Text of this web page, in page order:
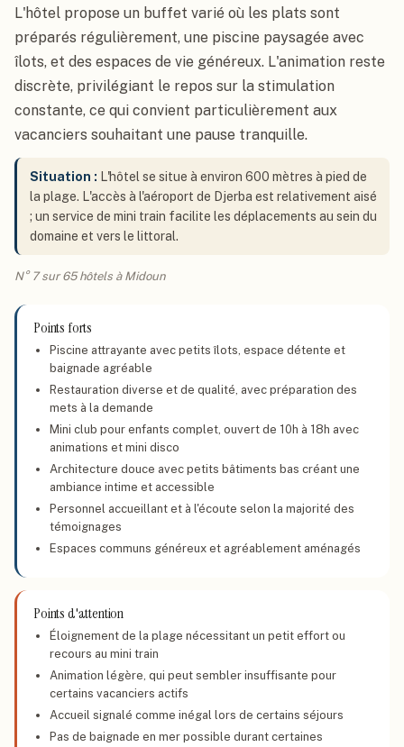
L'hôtel propose un buffet varié où les plats sont
préparés régulièrement, une piscine paysagée avec
îlots, et des espaces de vie généreux. L'animation reste
discrète, privilégiant le repos sur la stimulation
constante, ce qui convient particulièrement aux
vacanciers souhaitant une pause tranquille.
Situation : L'hôtel se situe à environ 600 mètres à pied de
la plage. L'accès à l'aéroport de Djerba est relativement aisé
; un service de mini train facilite les déplacements au sein du
domaine et vers le littoral.
N° 7 sur 65 hôtels à Midoun
Points forts
Piscine attrayante avec petits îlots, espace détente et
baignade agréable
Restauration diverse et de qualité, avec préparation des
mets à la demande
Mini club pour enfants complet, ouvert de 10h à 18h avec
animations et mini disco
Architecture douce avec petits bâtiments bas créant une
ambiance intime et accessible
Personnel accueillant et à l'écoute selon la majorité des
témoignages
Espaces communs généreux et agréablement aménagés
Points d'attention
Éloignement de la plage nécessitant un petit effort ou
recours au mini train
Animation légère, qui peut sembler insuffisante pour
certains vacanciers actifs
Accueil signalé comme inégal lors de certains séjours
Pas de baignade en mer possible durant certaines